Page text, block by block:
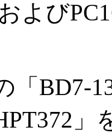
よび
BD7-
」